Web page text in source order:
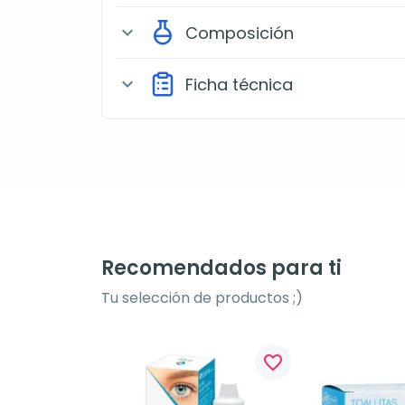
expand_more Composición
expand_more Ficha técnica
Recomendados para ti
Tu selección de productos ;)
favorite_border